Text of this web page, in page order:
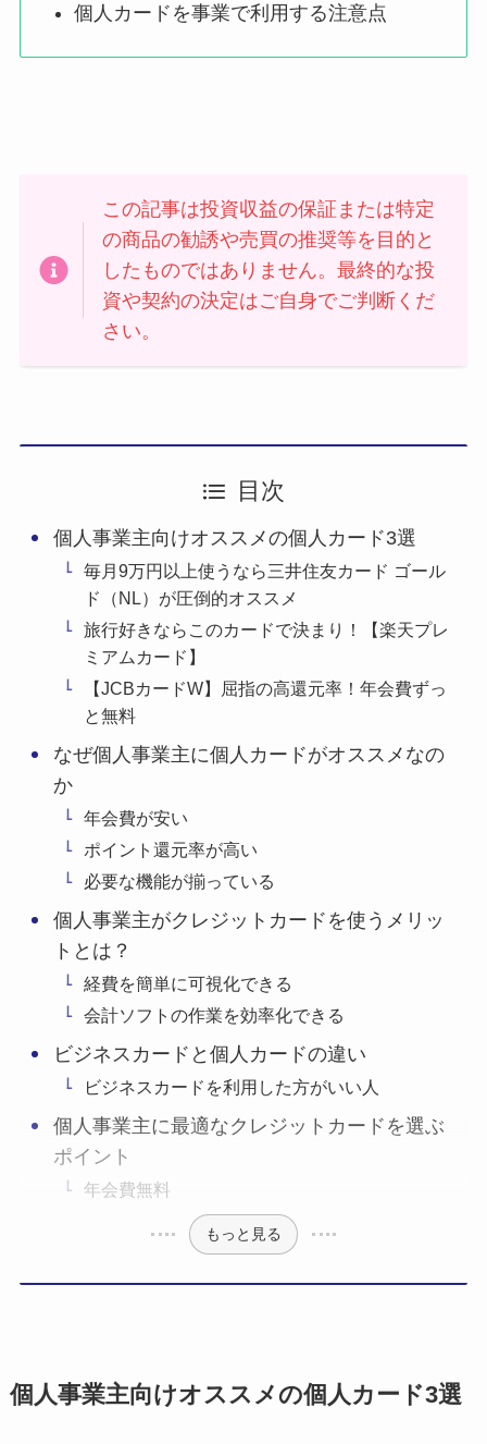
個人カードを事業で利用する注意点
この記事は投資収益の保証または特定
の商品の勧誘や売買の推奨等を目的と
したものではありません。最終的な投
資や契約の決定はご自身でご判断くだ
さい。
目次
個人事業主向けオススメの個人カード3選
毎月9万円以上使うなら三井住友カード ゴール
ド（NL）が圧倒的オススメ
旅行好きならこのカードで決まり！【楽天プレ
ミアムカード】
【JCBカードW】屈指の高還元率！年会費ずっ
と無料
なぜ個人事業主に個人カードがオススメなの
か
年会費が安い
ポイント還元率が高い
必要な機能が揃っている
個人事業主がクレジットカードを使うメリッ
トとは？
経費を簡単に可視化できる
会計ソフトの作業を効率化できる
ビジネスカードと個人カードの違い
ビジネスカードを利用した方がいい人
個人事業主に最適なクレジットカードを選ぶ
ポイント
年会費無料
もっと見る
個人事業主向けオススメの個人カード3選